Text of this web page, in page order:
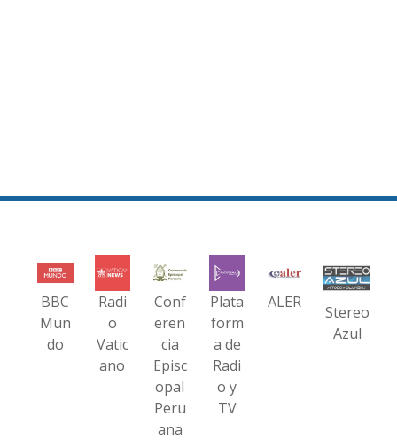
BBC
Mun
do
Radi
o
Vatic
ano
Conf
eren
cia
Episc
opal
Peru
ana
Plata
form
a de
Radi
o y
TV
ALER
Stereo
Azul